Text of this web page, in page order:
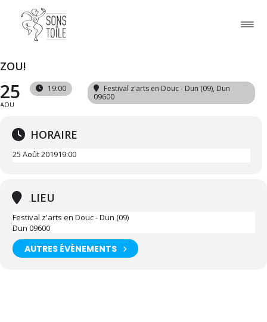
ZOU!
25
AOU
19:00 Festival z'arts en Douc - Dun (09), Dun
09600
HORAIRE
25 Août 201919:00
LIEU
Festival z'arts en Douc - Dun (09)
Dun 09600
AUTRES ÉVÈNEMENTS